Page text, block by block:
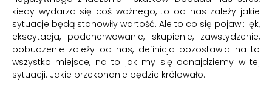
kiedy wydarza się coś ważnego, to od nas zależy jakie
sytuacje będą stanowiły wartość. Ale to co się pojawi: lęk,
ekscytacja, podenerwowanie, skupienie, zawstydzenie,
pobudzenie zależy od nas, definicja pozostawia na to
wszystko miejsce, na to jak my się odnajdziemy w tej
sytuacji. Jakie przekonanie będzie królowało.